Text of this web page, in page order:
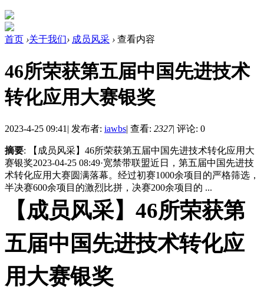
首页 ›关于我们› 成员风采 › 查看内容
46所荣获第五届中国先进技术
转化应用大赛银奖
2023-4-25 09:41 | 发布者: iawbs| 查看: 2327| 评论: 0
摘要: 【成员风采】46所荣获第五届中国先进技术转化应用大
赛银奖2023-04-25 08:49·宽禁带联盟近日，第五届中国先进技
术转化应用大赛圆满落幕。经过初赛1000余项目的严格筛选，
半决赛600余项目的激烈比拼，决赛200余项目的 ...
【成员风采】46所荣获第
五届中国先进技术转化应
用大赛银奖